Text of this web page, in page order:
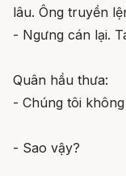
lâu. Ông truyền
- Ngưng cán lại.
Quân hầu thưa:
- Chúng tôi không
- Sao vậy?